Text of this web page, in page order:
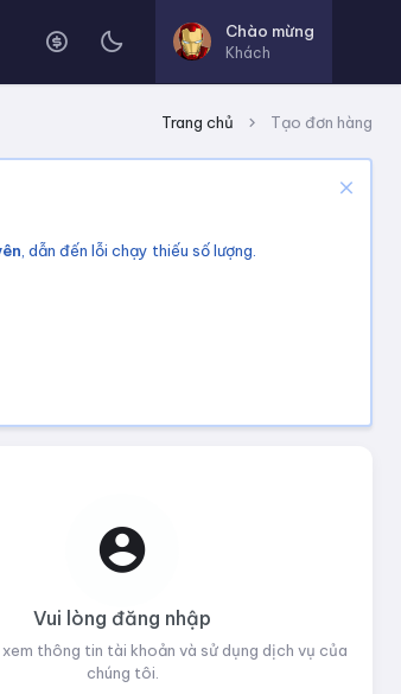
Chào mừng
Khách
Trang chủ Tạo đơn hàng
, dẫn đến lỗi chạy thiếu số lượng.
Vui lòng đăng nhập
thông tin tài khoản và sử dụng dịch vụ của
chúng tôi.